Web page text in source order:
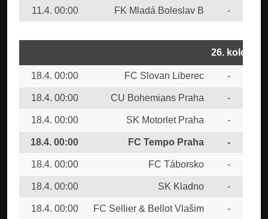
11.4. 00:00 FK Mladá Boleslav B -
26. kolo
18.4. 00:00 FC Slovan Liberec -
18.4. 00:00 CU Bohemians Praha -
18.4. 00:00 SK Motorlet Praha -
18.4. 00:00 FC Tempo Praha -
18.4. 00:00 FC Táborsko -
18.4. 00:00 SK Kladno -
18.4. 00:00 FC Sellier & Bellot Vlašim -